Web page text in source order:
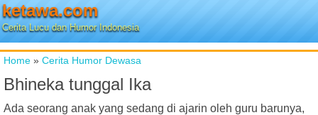
ketawa.com
Cerita Lucu dan Humor Indonesia
Home » Cerita Humor Dewasa
Bhineka tunggal Ika
Ada seorang anak yang sedang di ajarin oleh guru barunya,